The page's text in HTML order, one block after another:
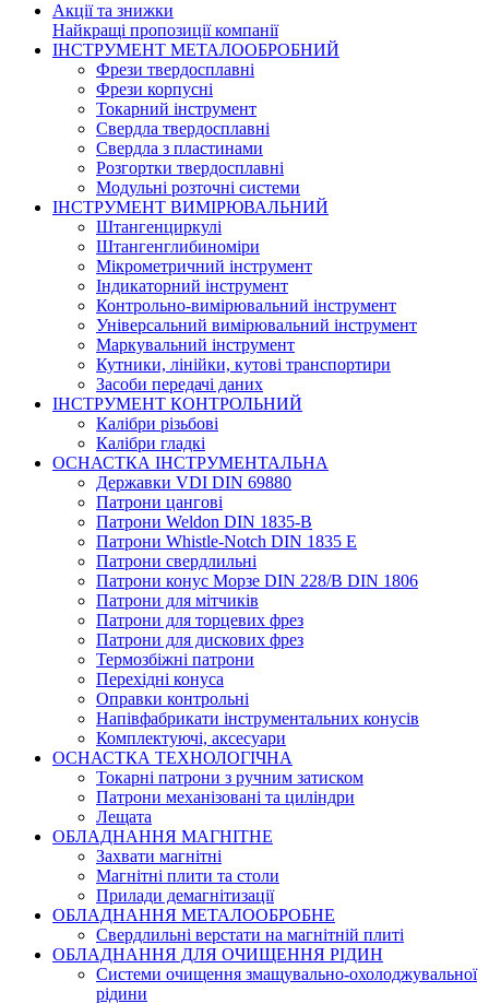
Акції та знижки
Найкращі пропозиції компанії
ІНСТРУМЕНТ МЕТАЛООБРОБНИЙ
Фрези твердосплавні
Фрези корпусні
Токарний інструмент
Свердла твердосплавні
Свердла з пластинами
Розгортки твердосплавні
Модульні розточні системи
ІНСТРУМЕНТ ВИМІРЮВАЛЬНИЙ
Штангенциркулі
Штангенглибиноміри
Мікрометричний інструмент
Індикаторний інструмент
Контрольно-вимірювальний інструмент
Універсальний вимірювальний інструмент
Маркувальний інструмент
Кутники, лінійки, кутові транспортири
Засоби передачі даних
ІНСТРУМЕНТ КОНТРОЛЬНИЙ
Калібри різьбові
Калібри гладкі
ОСНАСТКА ІНСТРУМЕНТАЛЬНА
Державки VDI DIN 69880
Патрони цангові
Патрони Weldon DIN 1835-B
Патрони Whistle-Notch DIN 1835 E
Патрони свердлильні
Патрони конус Морзе DIN 228/B DIN 1806
Патрони для мітчиків
Патрони для торцевих фрез
Патрони для дискових фрез
Термозбіжні патрони
Перехідні конуса
Оправки контрольні
Напівфабрикати інструментальних конусів
Комплектуючі, аксесуари
ОСНАСТКА ТЕХНОЛОГІЧНА
Токарні патрони з ручним затиском
Патрони механізовані та циліндри
Лещата
ОБЛАДНАННЯ МАГНІТНЕ
Захвати магнітні
Магнітні плити та столи
Прилади демагнітизації
ОБЛАДНАННЯ МЕТАЛООБРОБНЕ
Свердлильні верстати на магнітній плиті
ОБЛАДНАННЯ ДЛЯ ОЧИЩЕННЯ РІДИН
Системи очищення змащувально-охолоджувальної
рідини